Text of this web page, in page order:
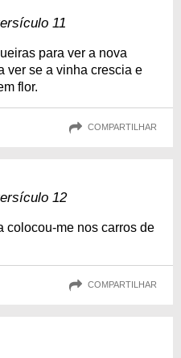
11
para ver a nova
ver se a vinha crescia e
flor.
COMPARTILHAR
12
colocou-me nos carros de
COMPARTILHAR